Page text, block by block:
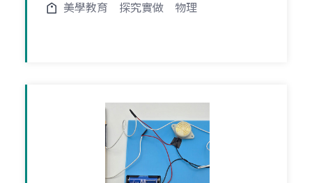
美學教育 探究實做 物理